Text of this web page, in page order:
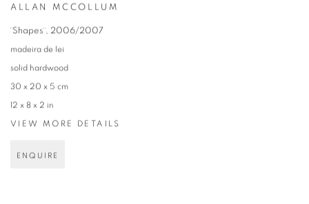
ALLAN MCCOLLUM
¨Shapes¨, 2006/2007
madeira de lei
solid hardwood
30 x 20 x 5 cm
12 x 8 x 2 in
VIEW MORE DETAILS
ENQUIRE